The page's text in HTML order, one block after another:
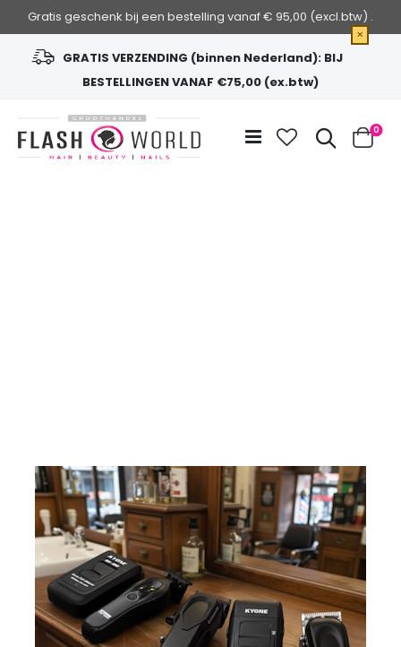
Gratis geschenk bij een bestelling vanaf € 95,00 (excl.btw) .
×
GRATIS VERZENDING (binnen Nederland): BIJ
BESTELLINGEN VANAF €75,00 (ex.btw)
de
inhoud
Zoek
Cart
0